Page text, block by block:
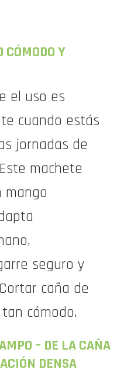
CÓMODO Y
el uso es
cuando estás
jornadas de
machete
mango
seguro y
caña de
cómodo.
– DE LA CAÑA
DENSA